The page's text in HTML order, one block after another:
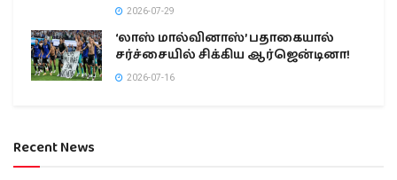
2026-07-29
‘லாஸ் மால்வினாஸ்’ பதாகையால்
சர்ச்சையில் சிக்கிய ஆர்ஜென்டினா!
2026-07-16
Recent News